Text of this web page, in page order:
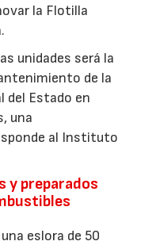
la Flotilla
unidades será la
de la
Estado en
una
al Instituto
y preparados
eslora de 50